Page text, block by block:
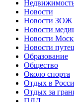
Новости
Новости ЗОЖ
Новости
Новости
Новости
Образование
Общество
Около спорта
Отдых в
Отдых за